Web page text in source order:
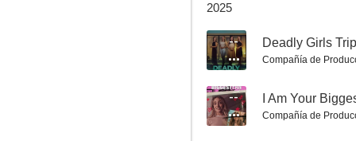
8.0
2025
-- Deadly Girls Trip
Compañía de
-- I Am Your
Compañía de